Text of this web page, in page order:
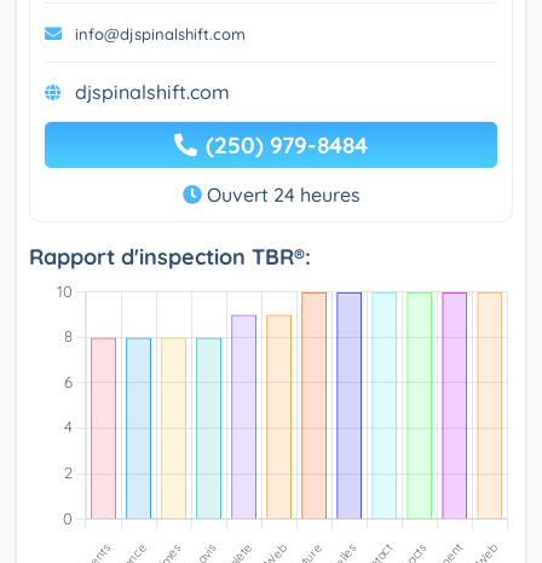
info@djspinalshift.com
djspinalshift.com
(250) 979-8484
Ouvert 24 heures
Rapport d'inspection TBR®: